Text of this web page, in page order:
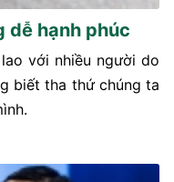
dễ hạnh phúc
với nhiều người do
biết tha thứ chúng ta